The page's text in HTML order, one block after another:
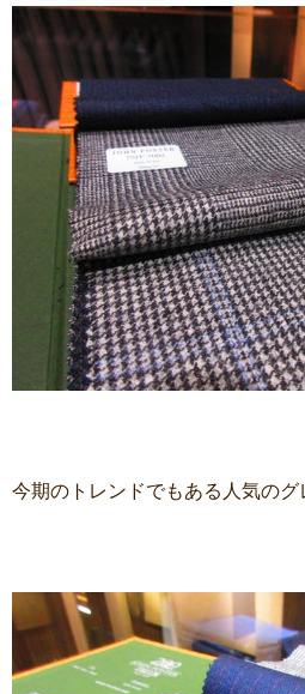
今期のトレンドでもある人気のグ